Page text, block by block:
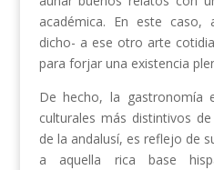
académica. En este
dicho- a ese otro arte
para forjar una existencia
De hecho, la gastronomía
culturales más distintivos
de la andalusí, es reflejo de
a aquella rica base